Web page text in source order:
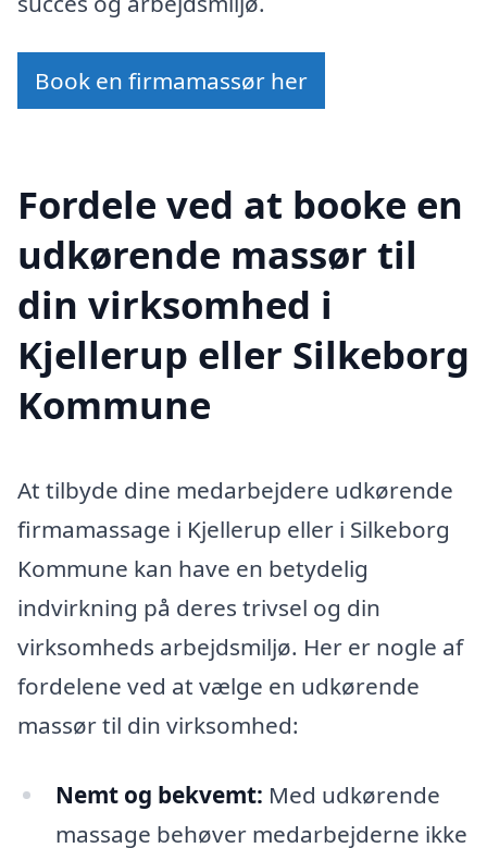
Book en firmamassør her
Fordele ved at booke en
udkørende massør til
din virksomhed i
Kjellerup eller Silkeborg
Kommune
At tilbyde dine medarbejdere udkørende
firmamassage i Kjellerup eller i Silkeborg
Kommune kan have en betydelig
indvirkning på deres trivsel og din
virksomheds arbejdsmiljø. Her er nogle af
fordelene ved at vælge en udkørende
massør til din virksomhed:
Nemt og bekvemt: Med udkørende
massage behøver medarbejderne ikke